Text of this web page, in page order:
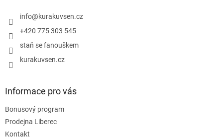
info@kurakuvsen.cz
+420 775 303 545
staň se fanouškem
kurakuvsen.cz
Informace pro vás
Bonusový program
Prodejna Liberec
Kontakt